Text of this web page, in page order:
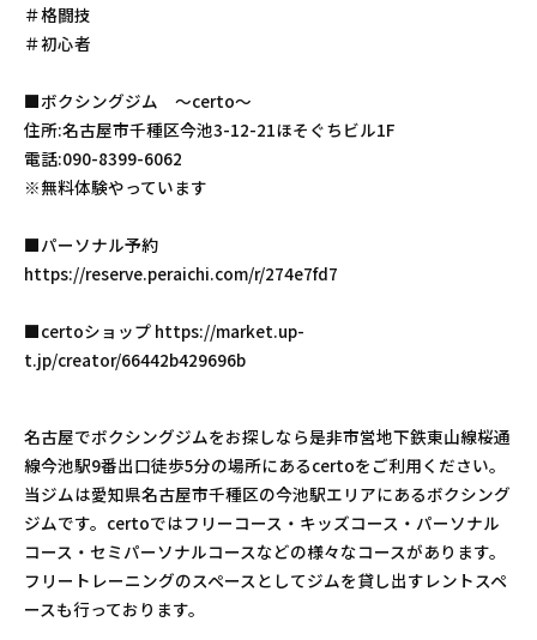
＃格闘技
＃初心者
■ボクシングジム 〜certo〜
住所:名古屋市千種区今池3-12-21ほそぐちビル1F
電話:090-8399-6062
※無料体験やっています
■パーソナル予約
https://reserve.peraichi.com/r/274e7fd7
■certoショップ https://market.up-
t.jp/creator/66442b429696b
名古屋でボクシングジムをお探しなら是非市営地下鉄東山線桜通
線今池駅9番出口徒歩5分の場所にあるcertoをご利用ください。
当ジムは愛知県名古屋市千種区の今池駅エリアにあるボクシング
ジムです。certoではフリーコース・キッズコース・パーソナル
コース・セミパーソナルコースなどの様々なコースがあります。
フリートレーニングのスペースとしてジムを貸し出すレントスペ
ースも行っております。